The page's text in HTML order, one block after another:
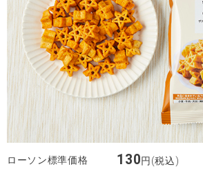
ローソン標準価格 130円(税込)